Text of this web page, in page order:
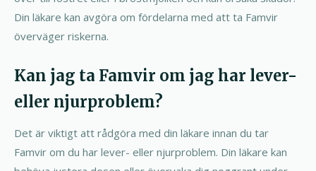
Din läkare kan avgöra om fördelarna med att ta Famvir
överväger riskerna.
Kan jag ta Famvir om jag har lever-
eller njurproblem?
Det är viktigt att rådgöra med din läkare innan du tar
Famvir om du har lever- eller njurproblem. Din läkare kan